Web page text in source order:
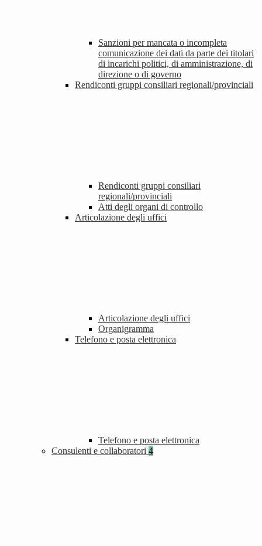
Sanzioni per mancata o incompleta
comunicazione dei dati da parte dei titolari
di incarichi politici, di amministrazione, di
direzione o di governo
Rendiconti gruppi consiliari regionali/provinciali
Rendiconti gruppi consiliari
regionali/provinciali
Atti degli organi di controllo
Articolazione degli uffici
Articolazione degli uffici
Organigramma
Telefono e posta elettronica
Telefono e posta elettronica
Consulenti e collaboratori 4